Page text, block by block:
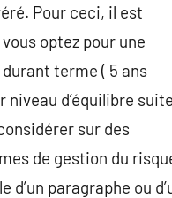
Pour ceci, il est
optez pour une
terme ( 5 ans
d’équilibre
sur des
de gestion du
paragraphe ou